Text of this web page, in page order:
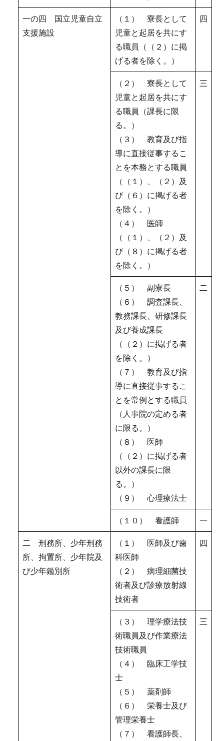
一の四 国立児童自立
支援施設
（１） 寮長として
児童と起居を共にす
る職員（（２）に掲
げる者を除く。）
四
（２） 寮長として
児童と起居を共にす
る職員（課長に限
る。）
（３） 教育及び指
導に直接従事するこ
とを本務とする職員
（（１）、（２）及
び（６）に掲げる者
を除く。）
（４） 医師
（（１）、（２）及
び（８）に掲げる者
を除く。）
三
（５） 副寮長
（６） 調査課長、
教務課長、研修課長
及び養成課長
（（２）に掲げる者
を除く。）
（７） 教育及び指
導に直接従事するこ
とを常例とする職員
（人事院の定める者
に限る。）
（８） 医師
（（２）に掲げる者
以外の課長に限
る。）
（９） 心理療法士
二
（１０） 看護師
一
二 刑務所、少年刑務
所、拘置所、少年院及
び少年鑑別所
（１） 医師及び歯
科医師
（２） 病理細菌技
術者及び診療放射線
技術者
四
（３） 理学療法技
術職員及び作業療法
技術職員
（４） 臨床工学技
士
（５） 薬剤師
（６） 栄養士及び
管理栄養士
（７） 看護師長、
三